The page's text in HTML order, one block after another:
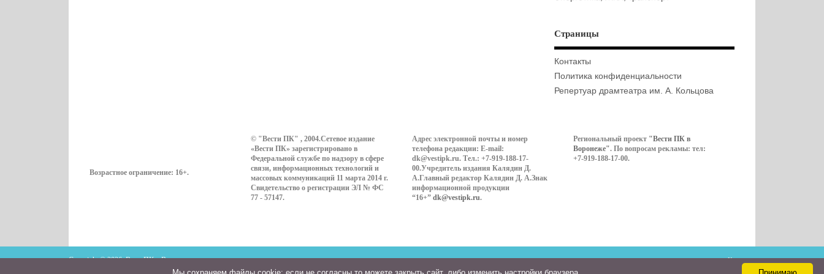
Страницы
Контакты
Политика конфиденциальности
Репертуар драмтеатра им. А. Кольцова
Возрастное ограничение: 16+.
© "Вести ПК" , 2004.Сетевое издание
«Вести ПК» зарегистрировано в
Федеральной службе по надзору в сфере
связи, информационных технологий и
массовых коммуникаций 11 марта 2014 г.
Свидетельство о регистрации ЭЛ № ФС
77 - 57147.
Адрес электронной почты и номер
телефона редакции: E-mail:
dk@vestipk.ru. Тел.: +7-919-188-17-
00.Учредитель издания Калядин Д.
А.Главный редактор Калядин Д. А.Знак
информационной продукции
“16+” dk@vestipk.ru.
Региональный проект "Вести ПК в
Воронеже". По вопросам рекламы: тел:
+7-919-188-17-00.
Copyright © 2026. ВестиПК в Воронеже Контакты